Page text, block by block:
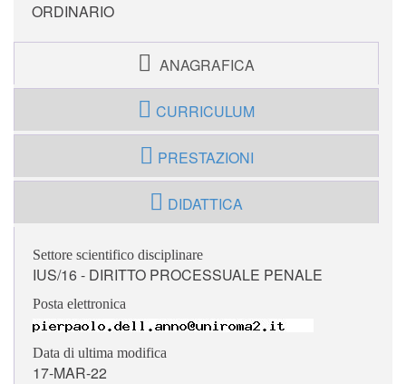
ORDINARIO
ANAGRAFICA
CURRICULUM
PRESTAZIONI
DIDATTICA
Settore scientifico disciplinare
IUS/16 - DIRITTO PROCESSUALE PENALE
Posta elettronica
Data di ultima modifica
17-MAR-22